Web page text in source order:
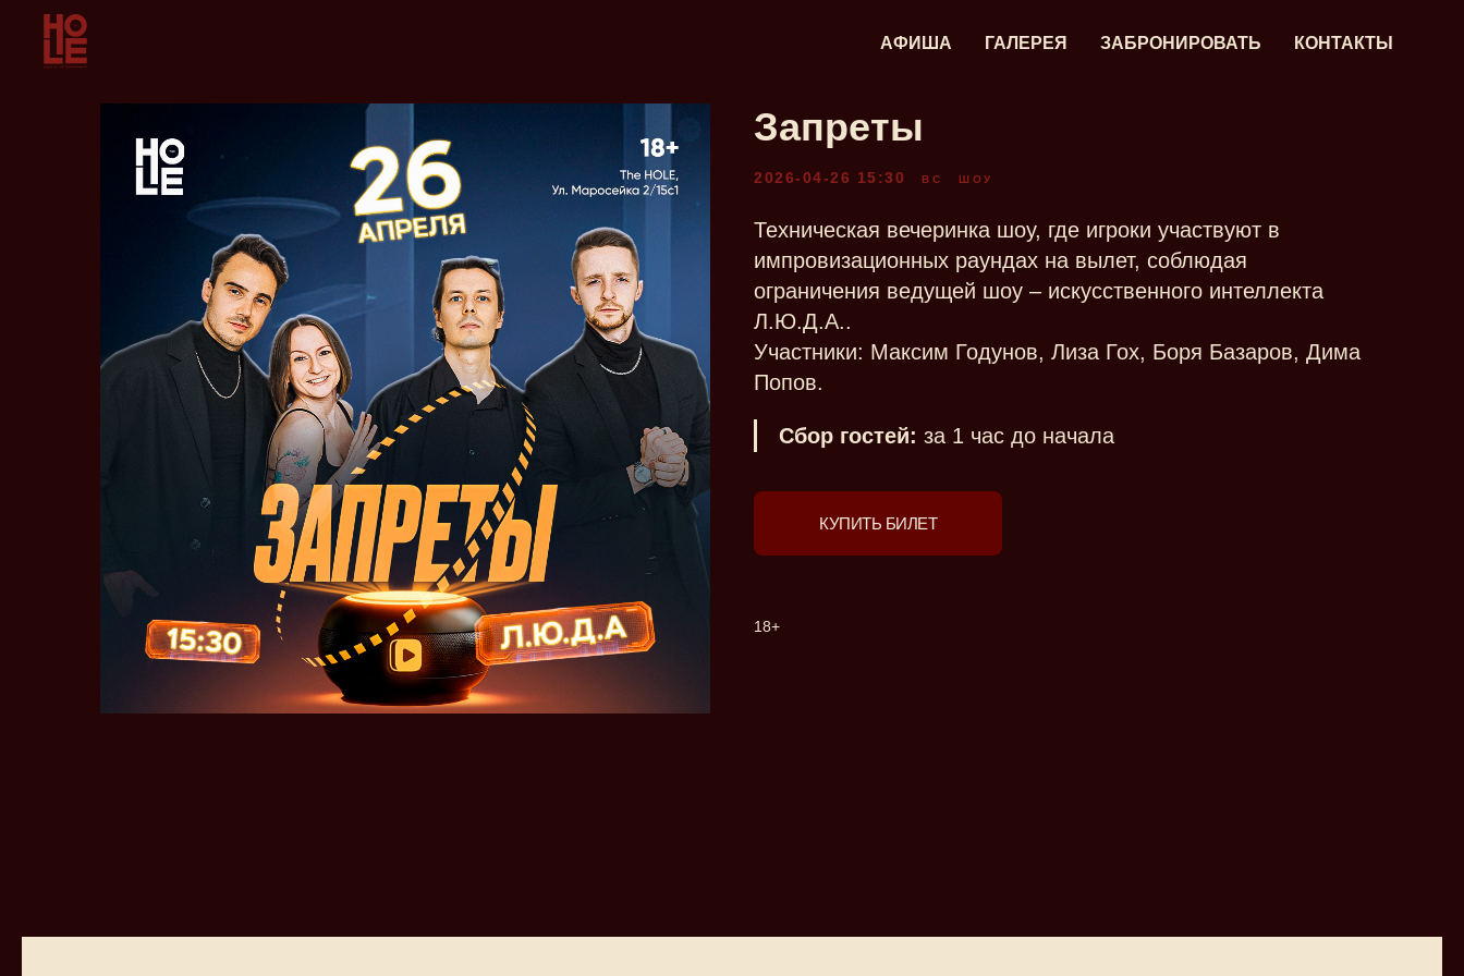
АФИША ГАЛЕРЕЯ ЗАБРОНИРОВАТЬ КОНТАКТЫ
Запреты
2026-04-26 15:30 ВС ШОУ
Техническая вечеринка шоу, где игроки участвуют в
импровизационных раундах на вылет, соблюдая
ограничения ведущей шоу – искусственного интеллекта
Л.Ю.Д.А..
Участники: Максим Годунов, Лиза Гох, Боря Базаров, Дима
Попов.
Сбор гостей: за 1 час до начала
КУПИТЬ БИЛЕТ
18+